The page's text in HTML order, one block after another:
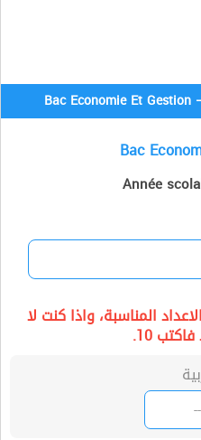
Bac Economie Et
Bac
Année
المناسبة، واذا كنت لا
10.